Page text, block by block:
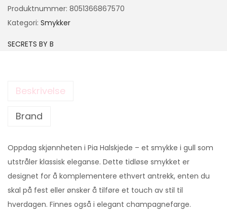
Produktnummer: 8051366867570
Kategori: Smykker
SECRETS BY B
Beskrivelse
Brand
Oppdag skjønnheten i Pia Halskjede – et smykke i gull som
utstråler klassisk eleganse. Dette tidløse smykket er
designet for å komplementere ethvert antrekk, enten du
skal på fest eller ønsker å tilføre et touch av stil til
hverdagen. Finnes også i elegant champagnefarge.